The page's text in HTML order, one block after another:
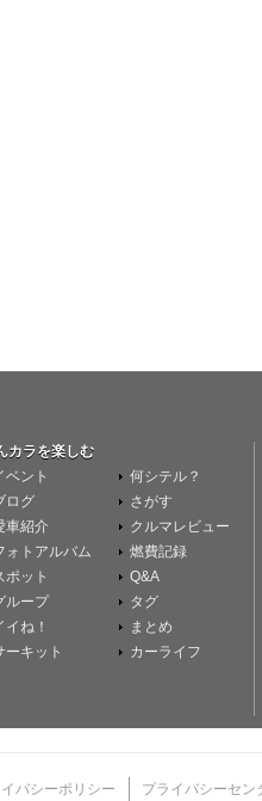
カラを楽しむ
ベント
ログ
車紹介
ォトアルバム
ポット
ループ
イね！
ーキット
何シテル？
さがす
クルマレビュー
燃費記録
Q&A
タグ
まとめ
カーライフ
バシーポリシー プライバシーセン